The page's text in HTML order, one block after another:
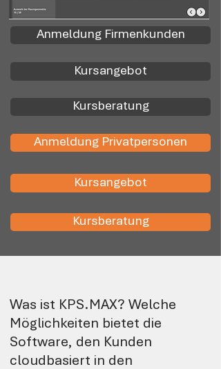
Anmeldung Firmenkunden
Kursangebot
Kursberatung
Anmeldung Privatpersonen
Kursangebot
Kursberatung
Was ist KPS.MAX? Welche
Möglichkeiten bietet die
Software, den Kunden
cloudbasiert in den